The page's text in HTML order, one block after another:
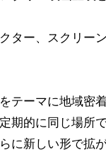
ター、スクリー
テーマに地域密
期的に同じ場所
に新しい形で拡